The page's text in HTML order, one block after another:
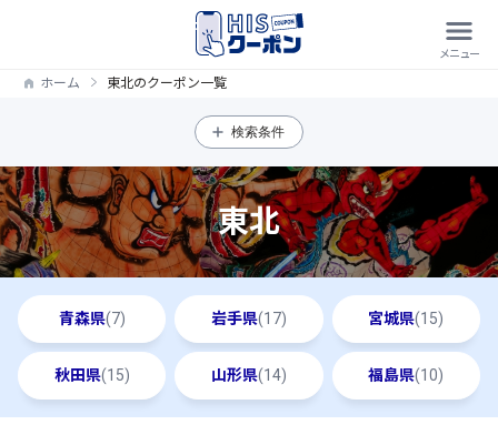
ホーム 東北のクーポン一覧
検索条件
東北
青森県(7) 岩手県(17) 宮城県(15)
秋田県(15) 山形県(14) 福島県(10)